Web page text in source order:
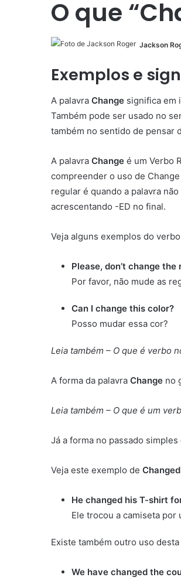
O que
Jackson
Exemplos e
A palavra Change significa em
Também pode ser usado no
também no sentido de pensar
A palavra Change é um Verbo
compreender o uso de
regular é quando a palavra
acrescentando -ED no final.
Veja alguns exemplos do verbo
Please, don’t change the
Por favor, não mude as
Can I change this color?
Posso mudar essa cor?
Leia também – O que é verbo
A forma da palavra Change no
Leia também – O que é um
Já a forma no passado
Veja este exemplo de Changed
He changed his T-shirt
Ele trocou a camiseta por
Existe também outro uso
We have changed the